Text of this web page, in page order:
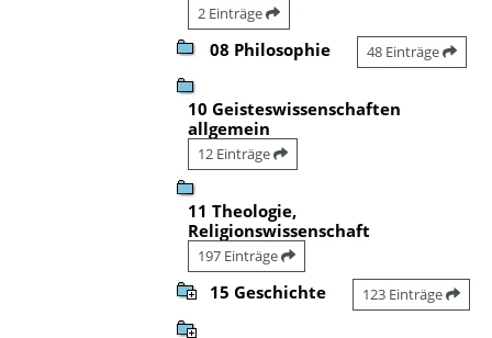
2 Einträge
08 Philosophie 48 Einträge
10 Geisteswissenschaften
allgemein
12 Einträge
11 Theologie,
Religionswissenschaft
197 Einträge
15 Geschichte 123 Einträge